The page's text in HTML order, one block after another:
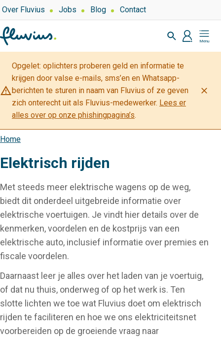
Overslaan
en
naar
de
inhoud
gaan
Top
navigation
Over Fluvius Jobs Blog Contact
Zoeken
profiel
Mijn
Fluvius
warning_amber
Opgelet: oplichters proberen geld en informatie te
krijgen door valse e-mails, sms’en en Whatsapp-
berichten te sturen in naam van Fluvius of ze geven
zich onterecht uit als Fluvius-medewerker. Lees er
alles over op onze phishingpagina’s.
close
Kruimelpad
Home
Elektrisch rijden
Met steeds meer elektrische wagens op de weg,
biedt dit onderdeel uitgebreide informatie over
elektrische voertuigen. Je vindt hier details over de
kenmerken, voordelen en de kostprijs van een
elektrische auto, inclusief informatie over premies en
fiscale voordelen.
Daarnaast leer je alles over het laden van je voertuig,
of dat nu thuis, onderweg of op het werk is. Ten
slotte lichten we toe wat Fluvius doet om elektrisch
rijden te faciliteren en hoe we ons elektriciteitsnet
voorbereiden op de groeiende vraag naar